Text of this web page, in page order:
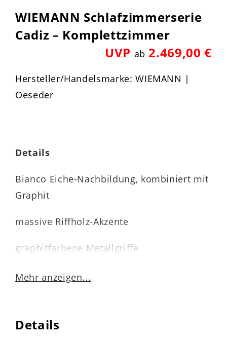
WIEMANN Schlafzimmerserie
Cadiz – Komplettzimmer
UVP ab 2.469,00 €
Hersteller/Handelsmarke: WIEMANN |
Oeseder
Details
Bianco Eiche-Nachbildung, kombiniert mit
Graphit
massive Riffholz-Akzente
graphitfarbene Metallgriffe
anthrazitfarbener Kunstlederbezug
vierteilige Schlafzimmerkombination
Mehr anzeigen...
Details